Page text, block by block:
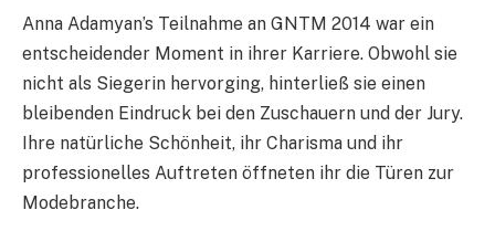
Anna Adamyan’s Teilnahme an GNTM 2014 war ein
entscheidender Moment in ihrer Karriere. Obwohl sie
nicht als Siegerin hervorging, hinterließ sie einen
bleibenden Eindruck bei den Zuschauern und der Jury.
Ihre natürliche Schönheit, ihr Charisma und ihr
professionelles Auftreten öffneten ihr die Türen zur
Modebranche.